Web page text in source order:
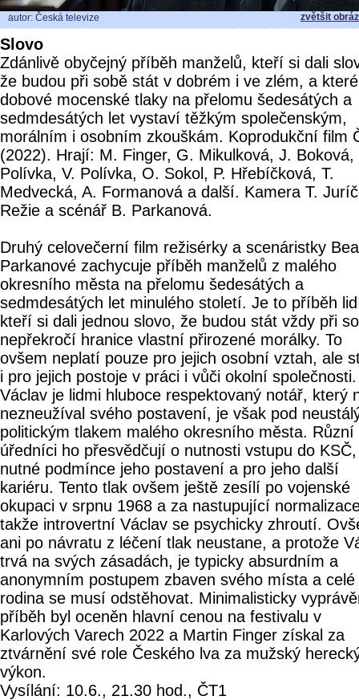
autor: Česká televize zvětšit
Slovo
Zdánlivě obyčejný příběh manželů, kteří si dali
že budou při sobě stát v dobrém i ve zlém, a které
dobové mocenské tlaky na přelomu šedesátých a
sedmdesátých let vystaví těžkým společenským,
morálním i osobním zkouškám. Koprodukční film
(2022). Hrají: M. Finger, G. Mikulková, J. Boková,
Polívka, V. Polívka, O. Sokol, P. Hřebíčková, T.
Medvecká, A. Formanová a další. Kamera T.
Režie a scénář B. Parkanová.
Druhý celovečerní film režisérky a scenáristky
Parkanové zachycuje příběh manželů z malého
okresního města na přelomu šedesátých a
sedmdesátých let minulého století. Je to příběh
kteří si dali jednou slovo, že budou stát vždy při
nepřekročí hranice vlastní přirozené morálky. To
ovšem neplatí pouze pro jejich osobní vztah, ale
i pro jejich postoje v práci i vůči okolní společnosti.
Václav je lidmi hluboce respektovaný notář, který
nezneužíval svého postavení, je však pod
politickým tlakem malého okresního města. Různí
úředníci ho přesvědčují o nutnosti vstupu do
nutné podmínce jeho postavení a pro jeho další
kariéru. Tento tlak ovšem ještě zesílí po vojenské
okupaci v srpnu 1968 a za nastupující
takže introvertní Václav se psychicky zhroutí.
ani po návratu z léčení tlak neustane, a protože
trvá na svých zásadách, je typicky absurdním a
anonymním postupem zbaven svého místa a celé
rodina se musí odstěhovat. Minimalisticky
příběh byl oceněn hlavní cenou na festivalu v
Karlových Varech 2022 a Martin Finger získal za
ztvárnění své role Českého lva za mužský
výkon.
Vysílání: 10.6., 21.30 hod., ČT1